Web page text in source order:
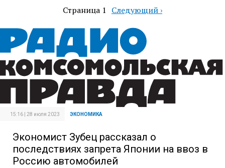
Страница 1 Следующая
Следующий ›
15:16 | 28 июля 2023 ЭКОНОМИКА
Экономист Зубец рассказал о
последствиях запрета Японии на ввоз в
Россию автомобилей